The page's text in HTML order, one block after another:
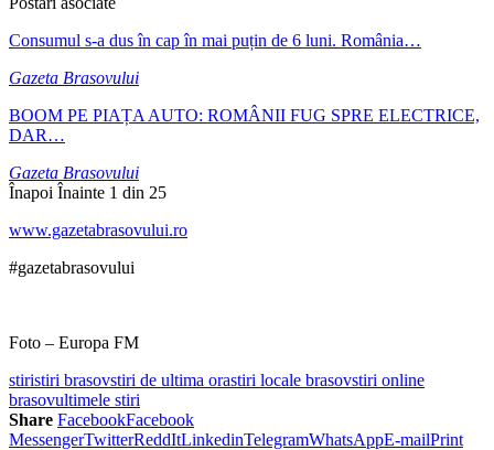
Consumul s-a dus în cap în mai puțin de 6 luni. România…
Gazeta Brasovului
BOOM PE PIAȚA AUTO: ROMÂNII FUG SPRE ELECTRICE,
DAR…
Gazeta Brasovului
Înapoi Înainte 1 din 25
www.gazetabrasovului.ro
#gazetabrasovului
Foto – Europa FM
stiristiri brasovstiri de ultima orastiri locale brasovstiri online
brasovultimele stiri
Share FacebookFacebook
MessengerTwitterReddItLinkedinTelegramWhatsAppE-mailPrint